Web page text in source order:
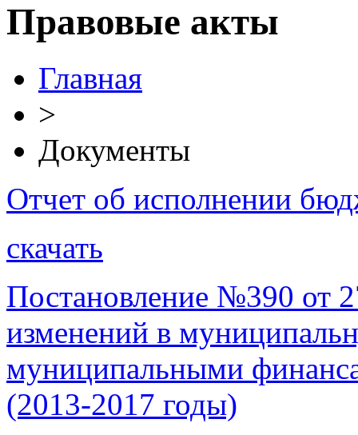
Правовые акты
Главная
>
Документы
Отчет об исполнении
скачать
Постановление №390 от
изменений в
муниципальными
(2013-2017 годы)